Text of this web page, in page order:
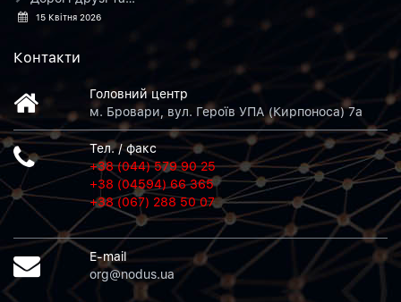
15 Квітня 2026
Контакти
Головний центр
м. Бровари, вул. Героїв УПА (Кирпоноса) 7а
Тел. / факс
+38 (044) 579 90 25
+38 (04594) 66 365
+38 (067) 288 50 07
E-mail
org@nodus.ua